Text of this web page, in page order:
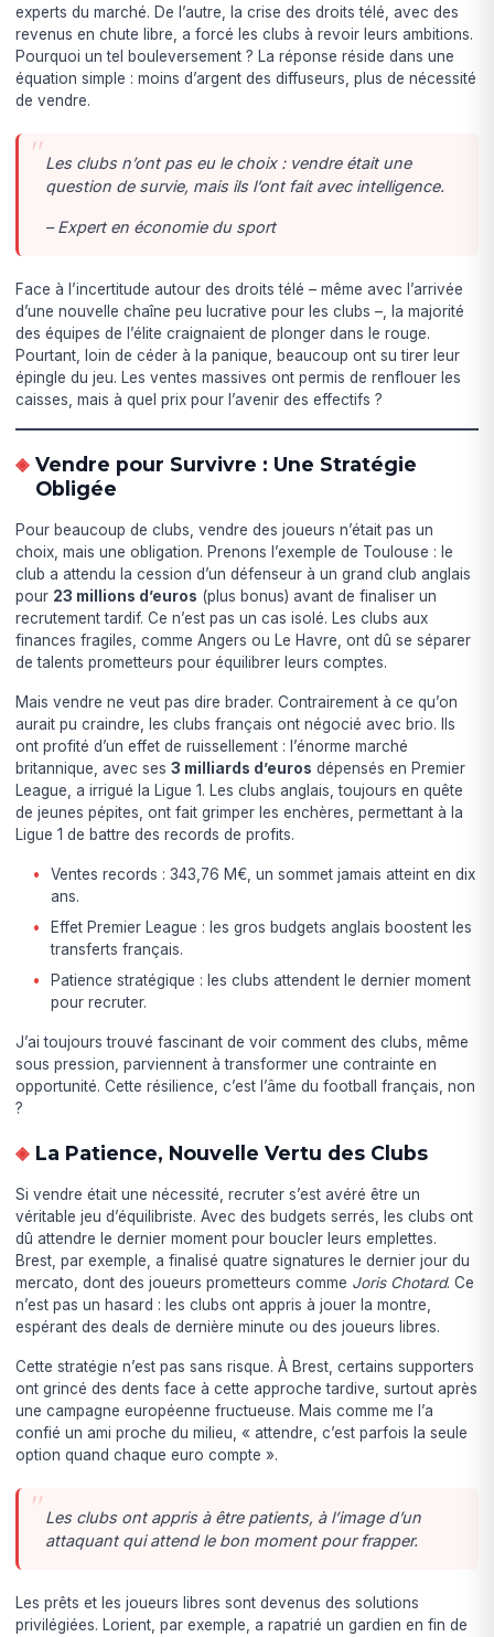
experts du marché. De l’autre, la crise des droits télé, avec des
revenus en chute libre, a forcé les clubs à revoir leurs ambitions.
Pourquoi un tel bouleversement ? La réponse réside dans une
équation simple : moins d’argent des diffuseurs, plus de nécessité
de vendre.
Les clubs n’ont pas eu le choix : vendre était une
question de survie, mais ils l’ont fait avec intelligence.
– Expert en économie du sport
Face à l’incertitude autour des droits télé – même avec l’arrivée
d’une nouvelle chaîne peu lucrative pour les clubs –, la majorité
des équipes de l’élite craignaient de plonger dans le rouge.
Pourtant, loin de céder à la panique, beaucoup ont su tirer leur
épingle du jeu. Les ventes massives ont permis de renflouer les
caisses, mais à quel prix pour l’avenir des effectifs ?
Vendre pour Survivre : Une Stratégie
Obligée
Pour beaucoup de clubs, vendre des joueurs n’était pas un
choix, mais une obligation. Prenons l’exemple de Toulouse : le
club a attendu la cession d’un défenseur à un grand club anglais
pour 23 millions d’euros (plus bonus) avant de finaliser un
recrutement tardif. Ce n’est pas un cas isolé. Les clubs aux
finances fragiles, comme Angers ou Le Havre, ont dû se séparer
de talents prometteurs pour équilibrer leurs comptes.
Mais vendre ne veut pas dire brader. Contrairement à ce qu’on
aurait pu craindre, les clubs français ont négocié avec brio. Ils
ont profité d’un effet de ruissellement : l’énorme marché
britannique, avec ses3 milliards d’euros dépensés en Premier
League, a irrigué la Ligue 1. Les clubs anglais, toujours en quête
de jeunes pépites, ont fait grimper les enchères, permettant à la
Ligue 1 de battre des records de profits.
Ventes records : 343,76 M€, un sommet jamais atteint en dix
ans.
Effet Premier League : les gros budgets anglais boostent les
transferts français.
Patience stratégique : les clubs attendent le dernier moment
pour recruter.
J’ai toujours trouvé fascinant de voir comment des clubs, même
sous pression, parviennent à transformer une contrainte en
opportunité. Cette résilience, c’est l’âme du football français, non
?
La Patience, Nouvelle Vertu des Clubs
Si vendre était une nécessité, recruter s’est avéré être un
véritable jeu d’équilibriste. Avec des budgets serrés, les clubs ont
dû attendre le dernier moment pour boucler leurs emplettes.
Brest, par exemple, a finalisé quatre signatures le dernier jour du
mercato, dont des joueurs prometteurs comme Joris Chotard. Ce
n’est pas un hasard : les clubs ont appris à jouer la montre,
espérant des deals de dernière minute ou des joueurs libres.
Cette stratégie n’est pas sans risque. À Brest, certains supporters
ont grincé des dents face à cette approche tardive, surtout après
une campagne européenne fructueuse. Mais comme me l’a
confié un ami proche du milieu, « attendre, c’est parfois la seule
option quand chaque euro compte ».
Les clubs ont appris à être patients, à l’image d’un
attaquant qui attend le bon moment pour frapper.
Les prêts et les joueurs libres sont devenus des solutions
privilégiées. Lorient, par exemple, a rapatrié un gardien en fin de